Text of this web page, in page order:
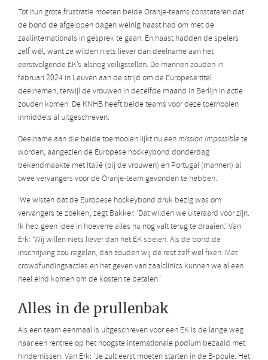
Tot hun grote frustratie moeten beide Oranje-teams constateren dat
de bond de afgelopen dagen weinig haast had om met de
zaalinternationals in gesprek te gaan. En haast hadden de spelers
zelf wél, want ze wilden niets liever dan deelname aan het
eerstvolgende EK’s alsnog veiligstellen. De mannen zouden in
februari 2024 in Leuven aan de strijd om de Europese titel
deelnemen, terwijl de vrouwen in dezelfde maand in Berlijn in actie
zouden komen. De KNHB heeft beide teams voor deze toernooien
inmiddels al uitgeschreven.
Deelname aan die beide toernooien lijkt nu eenmission impossible te
worden, aangezien de Europese hockeybond donderdag
bekendmaakte met Italië (bij de vrouwen) en Portugal (mannen) al
twee vervangers voor de Oranje-team gevonden te hebben.
‘We wisten dat de Europese hockeybond druk bezig was om
vervangers te zoeken’, zegt Bakker. ‘Dat wilden we uiteraard vóór zijn.
Ik heb geen idee in hoeverre alles nu nog valt terug te draaien.’ Van
Erk: ‘Wij willen niets liever dan het EK spelen. Als de bond de
inschrijving zou regelen, dan zouden wij de rest zelf wel fixen. Met
crowdfundingsacties en het geven van zaalclinics kunnen we al een
heel eind komen om de kosten te betalen.’
Alles in de prullenbak
Als een team eenmaal is uitgeschreven voor een EK is de lange weg
naar een rentree op het hoogste internationale podium bezaaid met
hindernissen. Van Erk: ‘Je zult eerst moeten starten in de B-poule. Het